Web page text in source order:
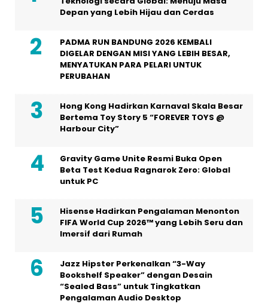
Depan yang Lebih Hijau dan Cerdas
PADMA RUN BANDUNG 2026 KEMBALI
DIGELAR DENGAN MISI YANG LEBIH BESAR,
MENYATUKAN PARA PELARI UNTUK
PERUBAHAN
Hong Kong Hadirkan Karnaval Skala Besar
Bertema Toy Story 5 “FOREVER TOYS @
Harbour City”
Gravity Game Unite Resmi Buka Open
Beta Test Kedua Ragnarok Zero: Global
untuk PC
Hisense Hadirkan Pengalaman Menonton
FIFA World Cup 2026™ yang Lebih Seru dan
Imersif dari Rumah
Jazz Hipster Perkenalkan “3-Way
Bookshelf Speaker” dengan Desain
“Sealed Bass” untuk Tingkatkan
Pengalaman Audio Desktop